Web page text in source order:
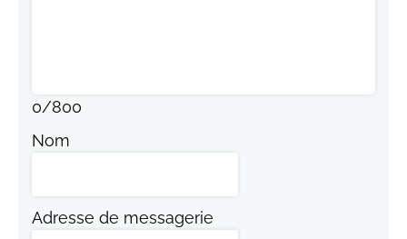
0/800
Nom
Adresse de messagerie